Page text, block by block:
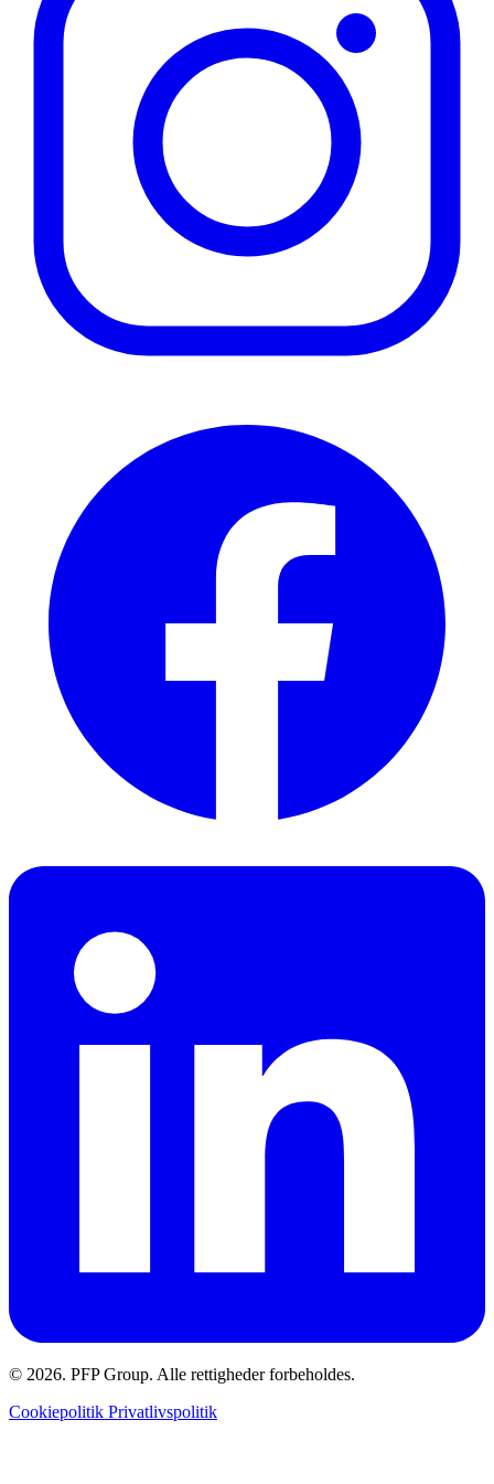
© 2026. PFP Group. Alle rettigheder forbeholdes.
Cookiepolitik Privatlivspolitik